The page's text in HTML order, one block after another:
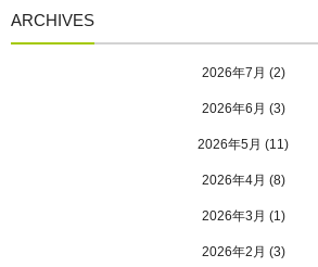
ARCHIVES
2026年7月 (2)
2026年6月 (3)
2026年5月 (11)
2026年4月 (8)
2026年3月 (1)
2026年2月 (3)